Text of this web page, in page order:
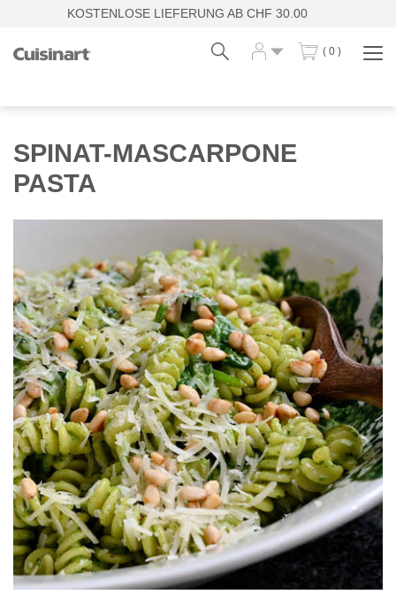
KOSTENLOSE LIEFERUNG AB CHF 30.00
( 0 )
SPINAT-MASCARPONE
PASTA